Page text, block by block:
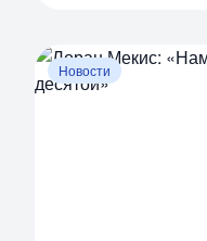
Новости